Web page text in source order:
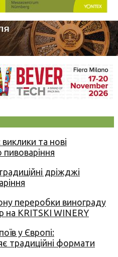
та нові
пивоваріння
дріжджі
переробки винограду
на KRITSKI WINERY
у Європі:
традиційні формати